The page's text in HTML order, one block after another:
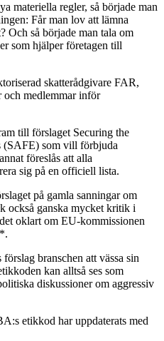
materiella regler, så började man
Får man lov att lämna
Och så började man tala om
som hjälper företagen till
skatterådgivare FAR,
och medlemmar inför
till förslaget Securing the
som vill förbjuda
föreslås att alla
sig på en officiell lista.
på gamla sanningar om
också ganska mycket kritik i
oklart om EU-kommissionen
branschen att vässa sin
kan alltså ses som
diskussioner om aggressiv
etikkod har uppdaterats med